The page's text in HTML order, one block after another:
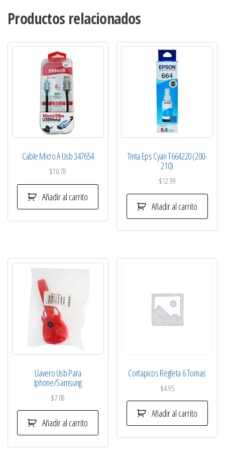
Productos relacionados
Cable Micro A Usb 347654
$10.78
Añadir al carrito
Tinta Eps Cyan T664220 (200-
210)
$12.99
Añadir al carrito
Llavero Usb Para
Iphone/Samsung
$7.08
Añadir al carrito
Cortapicos Regleta 6 Tomas
$4.95
Añadir al carrito